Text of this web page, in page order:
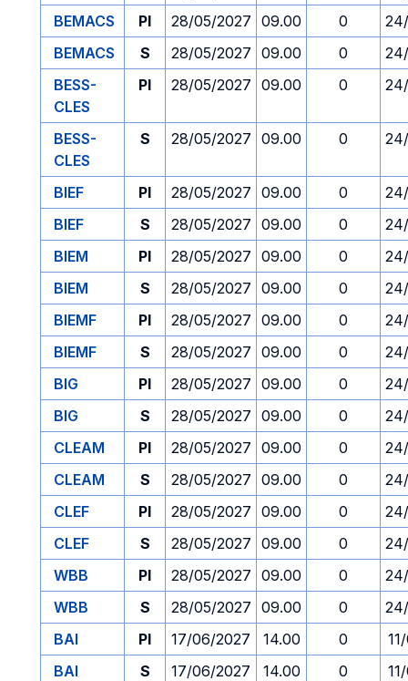
BEMACS
PI 28/05/2027 09.00 0
BEMACS
S 28/05/2027 09.00 0
BESS-
CLES
PI 28/05/2027 09.00 0
BESS-
CLES
S 28/05/2027 09.00 0
BIEF PI 28/05/2027 09.00 0
BIEF
S 28/05/2027 09.00 0
BIEM
PI 28/05/2027 09.00 0
BIEM
S 28/05/2027 09.00 0
BIEMF
PI 28/05/2027 09.00 0
BIEMF
S 28/05/2027 09.00 0
BIG
PI 28/05/2027 09.00 0
BIG
S 28/05/2027 09.00 0
CLEAM
PI 28/05/2027 09.00 0
CLEAM
S 28/05/2027 09.00 0
CLEF
PI 28/05/2027 09.00 0
CLEF
S 28/05/2027 09.00 0
WBB
PI 28/05/2027 09.00 0
WBB
S 28/05/2027 09.00 0
BAI
PI 17/06/2027 14.00 0
BAI
S 17/06/2027 14.00 0